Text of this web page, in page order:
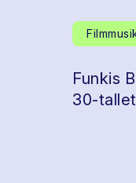
Funkis
30-